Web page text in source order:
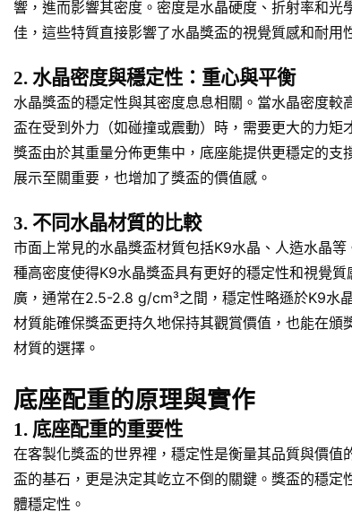
響，進而影響其密度。密度是水晶硬度、折射率和
佳，這些特質直接影響了水晶獎盃的視覺質感和耐用
2. 水晶密度與穩定性：重心與平衡
水晶獎盃的穩定性與其密度息息相關。當水晶密度
盃在受到外力（如碰撞或震動）時，需要更大的力
獎盃由於其重量分佈更集中，底座能提供更穩定的
展示至關重要，也增加了獎盃的價值感。
3. 不同水晶材質的比較
市面上常見的水晶獎盃材質包括K9水晶、人造水晶
種高密度使得K9水晶獎盃具有更好的穩定性和視覺
廣，通常在2.5-2.8 g/cm³之間，穩定性略遜於K9水
材質能確保獎盃更持久地保持其觀賞價值，也能在
材質的選擇。
底座配重的原理與實作
1. 底座配重的重要性
在客製化獎盃的世界裡，穩定性是衡量其品質與價
盃的基石，更是決定其屹立不倒的關鍵。獎盃的穩
體穩定性。